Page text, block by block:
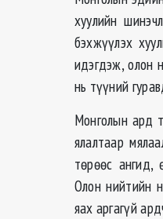
хуулийн
бэхжүүлэх
идэгдэж, олон
нь түүний
Монголын ард
ялалтаар
төрөөс ангид,
Олон нийтийн
яах аргагүй